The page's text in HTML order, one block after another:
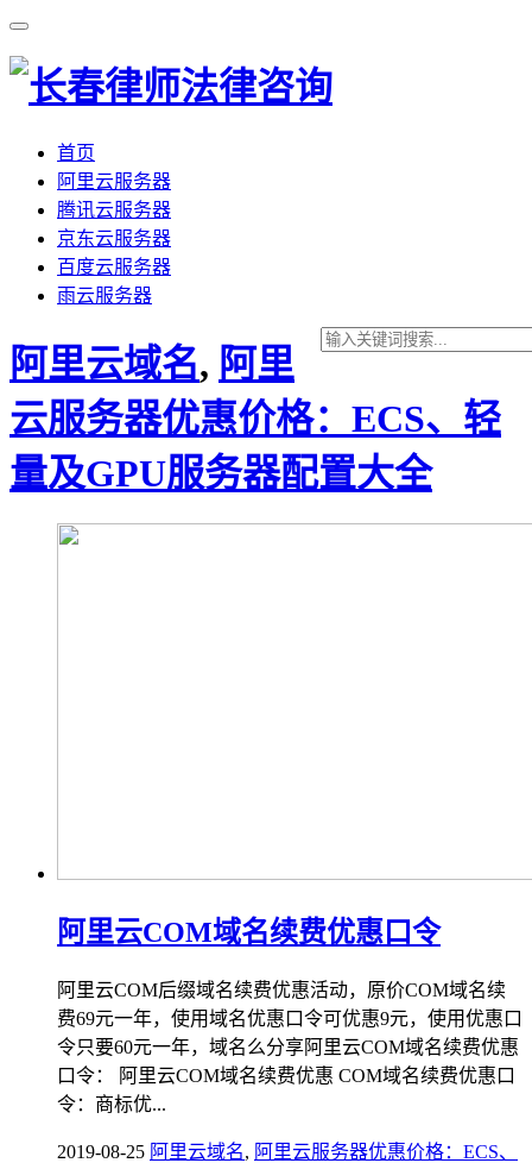
首页
阿里云服务器
腾讯云服务器
京东云服务器
百度云服务器
雨云服务器
阿里云域名, 阿里
云服务器优惠价格：ECS、轻
量及GPU服务器配置大全
阿里云COM域名续费优惠口令
阿里云COM后缀域名续费优惠活动，原价COM域名续
费69元一年，使用域名优惠口令可优惠9元，使用优惠口
令只要60元一年，域名么分享阿里云COM域名续费优惠
口令： 阿里云COM域名续费优惠 COM域名续费优惠口
令：商标优...
2019-08-25 阿里云域名, 阿里云服务器优惠价格：ECS、